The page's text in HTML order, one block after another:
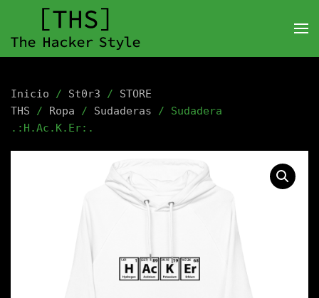
Inicio / St0r3 / STORE
THS / Ropa / Sudaderas / Sudadera
.:H.Ac.K.Er:.